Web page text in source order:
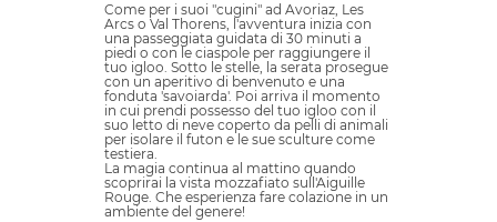
Come per i suoi "cugini" ad Avoriaz, Les
Arcs o Val Thorens, l'avventura inizia con
una passeggiata guidata di 30 minuti a
piedi o con le ciaspole per raggiungere il
tuo igloo. Sotto le stelle, la serata prosegue
con un aperitivo di benvenuto e una
fonduta 'savoiarda'. Poi arriva il momento
in cui prendi possesso del tuo igloo con il
suo letto di neve coperto da pelli di animali
per isolare il futon e le sue sculture come
testiera.
La magia continua al mattino quando
scoprirai la vista mozzafiato sull'Aiguille
Rouge. Che esperienza fare colazione in un
ambiente del genere!